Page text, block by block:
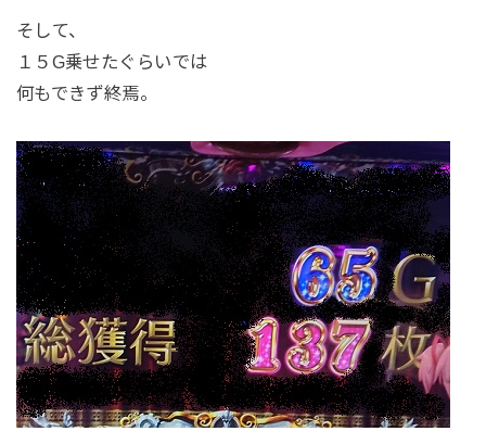
そして、
１５G乗せたぐらいでは
何もできず終焉。